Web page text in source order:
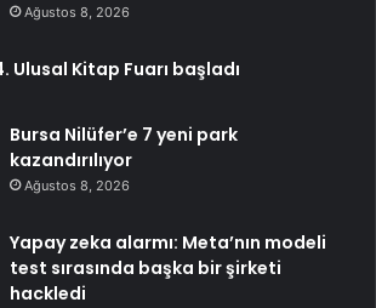
Ağustos 8, 2026
Ulusal Kitap Fuarı başladı
Bursa Nilüfer’e 7 yeni park
kazandırılıyor
Ağustos 8, 2026
Yapay zeka alarmı: Meta’nın modeli
test sırasında başka bir şirketi
hackledi